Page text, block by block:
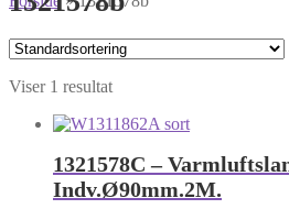
Viser 1 resultat
1321578C –
Indv.Ø90mm.2M.